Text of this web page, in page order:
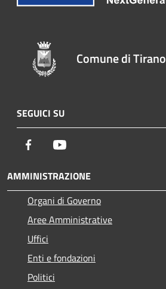
Comune di Tirano
SEGUICI SU
Facebook
AMMINISTRAZIONE
Organi di Governo
Aree Amministrative
Uffici
Enti e fondazioni
Politici